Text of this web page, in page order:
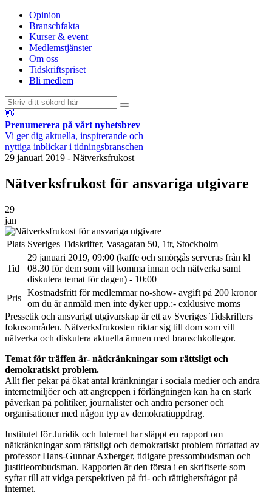
Opinion
Branschfakta
Kurser & event
Medlemstjänster
Om oss
Tidskriftspriset
Bli medlem
👋
Prenumerera på vårt nyhetsbrev
Vi ger dig aktuella, inspirerande och
nyttiga inblickar i tidningsbranschen
29 januari 2019 - Nätverksfrukost
Nätverksfrukost för ansvariga utgivare
29
jan
Plats Sveriges Tidskrifter, Vasagatan 50, 1tr, Stockholm
Tid
29 januari 2019, 09:00 (kaffe och smörgås serveras från kl
08.30 för dem som vill komma innan och nätverka samt
diskutera temat för dagen) - 10:00
Pris
Kostnadsfritt för medlemmar no-show- avgift på 200 kronor
om du är anmäld men inte dyker upp.:- exklusive moms
Pressetik och ansvarigt utgivarskap är ett av Sveriges Tidskrifters
fokusområden. Nätverksfrukosten riktar sig till dom som vill
nätverka och diskutera aktuella ämnen med branschkollegor.
Temat för träffen är- nätkränkningar som rättsligt och
demokratiskt problem.
Allt fler pekar på ökat antal kränkningar i sociala medier och andra
internetmiljöer och att angreppen i förlängningen kan ha en stark
påverkan på politiker, journalister och andra personer och
organisationer med någon typ av demokratiuppdrag.
Institutet för Juridik och Internet har släppt en rapport om
nätkränkningar som rättsligt och demokratiskt problem författad av
professor Hans-Gunnar Axberger, tidigare pressombudsman och
justitieombudsman. Rapporten är den första i en skriftserie som
syftar till att vidga perspektiven på fri- och rättighetsfrågor på
internet.